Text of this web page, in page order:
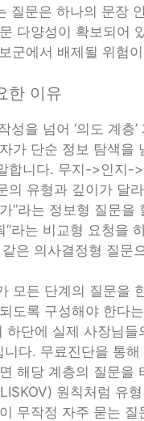
질문은 하나의 문장
다양성이 확보되어
군에서 배제될 위험
한 이유
을 넘어 ‘의도 계층
가 단순 정보 탐색을
합니다. 무지->인지-
의 유형과 깊이가 달
”라는 정보형 질문을
라는 비교형 요청을
은 의사결정형 질문
모든 단계의 질문을
도록 구성해야 한다
단에 실제 사장님들
다. 무료진단을 통
해당 계층의 질문을
원칙처럼 유
무작정 자주 묻는 질